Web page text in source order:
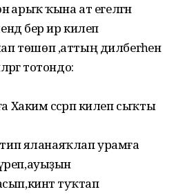
арыҡ ҡына ат егелгән
бер ир килеп
төшөп ,аттың дилбегәһен
тотондо:
сәсрәп килеп сыҡты
тип яланаяҡлап урамға
туҡтап